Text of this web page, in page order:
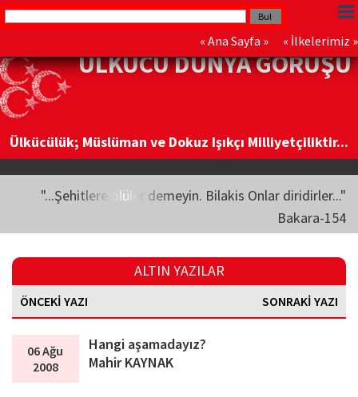
« Ana Sayfa » « İlkelerimiz »
ÜLKÜCÜ DÜNYA GÖRÜŞÜ
Ülkücülük; Müslüman ve Dokuz Işıkçı Milliyetçiliktir...
"...Şehitlere ölüler demeyin. Bilakis Onlar diridirler..."
Bakara-154
ALTIN YAZILAR
ÖNCEKİ YAZI SONRAKİ YAZI
06 Ağu
2008
Hangi aşamadayız?
Mahir KAYNAK